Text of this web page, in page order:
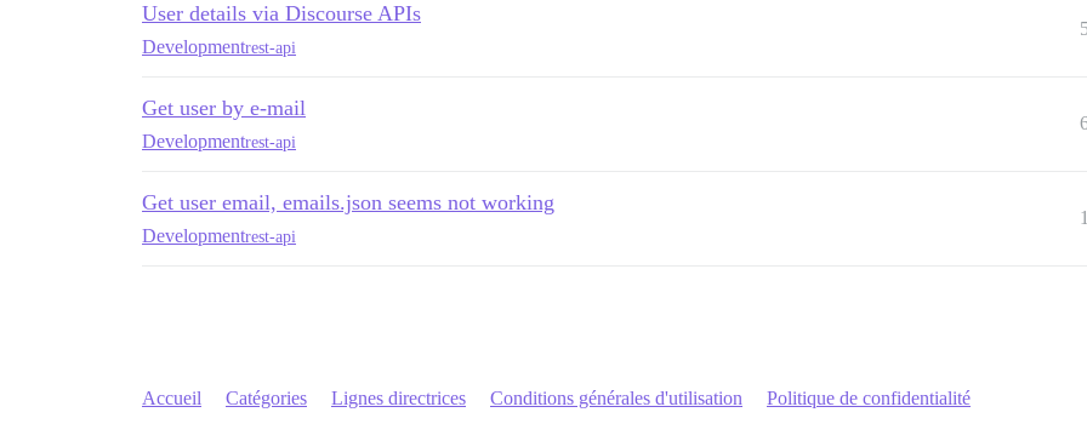
User details via Discourse APIs
Developmentrest-api
Get user by e-mail
Developmentrest-api
Get user email, emails.json seems not working
Developmentrest-api
1
Accueil Catégories Lignes directrices Conditions générales d'utilisation Politique de confidentialité